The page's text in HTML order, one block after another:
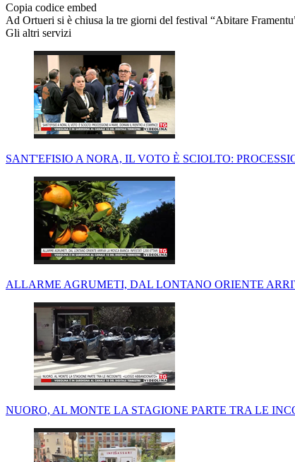
Copia codice embed
Ad Ortueri si è chiusa la tre giorni del festival “Abitare
Gli altri servizi
SANT'EFISIO A NORA, IL VOTO È SCIOLTO:
ALLARME AGRUMETI, DAL LONTANO ORIENTE
NUORO, AL MONTE LA STAGIONE PARTE TRA LE